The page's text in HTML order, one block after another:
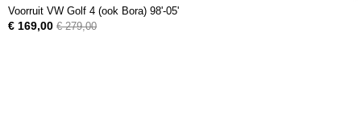
Voorruit VW Golf 4 (ook Bora) 98'-05'
€ 169,00 € 279,00